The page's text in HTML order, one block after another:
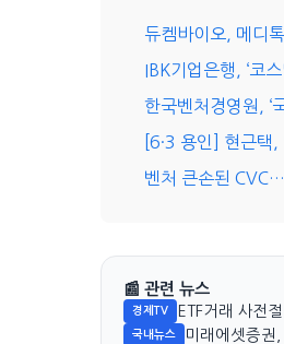
듀켐바이오, 메디
IBK기업은행, ‘코
한국벤처경영원, ‘
[6·3 용인] 현근택
벤처 큰손된
📰 관련 뉴스
경제TV ETF거래 사전
국내뉴스 미래에셋증